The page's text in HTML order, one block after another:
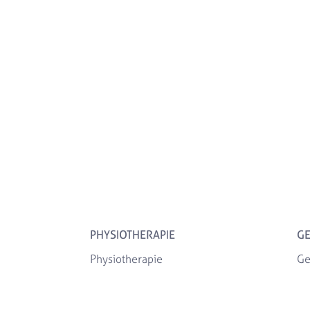
PHYSIOTHERAPIE
Physiotherapie